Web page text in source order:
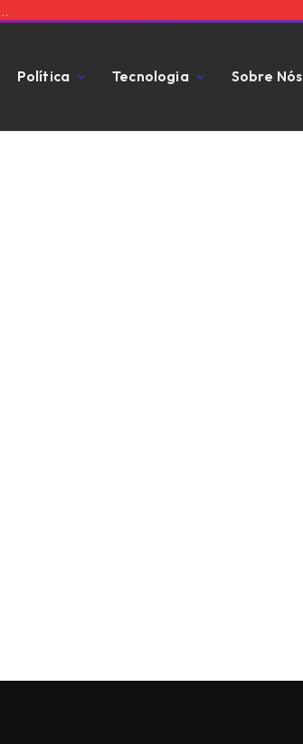
Equilibre risco e expansão: a chave para uma estrutura de capital que impulsiona seu negócio
Política Tecnologia Sobre Nós